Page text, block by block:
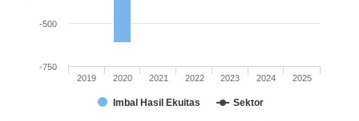
Imbal Hasil Ekuitas Sektor
2019 2020 2021 2022 2023 2024 2025
-750
-500